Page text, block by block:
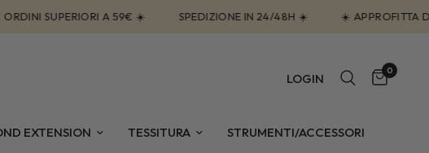
SUPERIORI A 59€ ☀️ SPEDIZIONE IN 24/48H ☀️ ☀️ APPROFITTA DEL -
LOGIN
0
EXTENSION TESSITURA STRUMENTI/ACCESSORI